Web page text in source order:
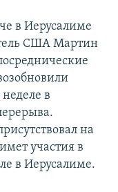
в Иерусалиме
США Мартин
в
на
участия в
в Иерусалиме.